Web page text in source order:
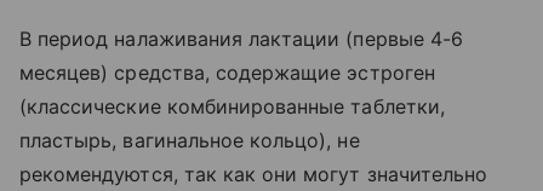
В период налаживания лактации (первые 4-6
месяцев) средства, содержащие эстроген
(классические комбинированные таблетки,
пластырь, вагинальное кольцо), не
рекомендуются, так как они могут значительно